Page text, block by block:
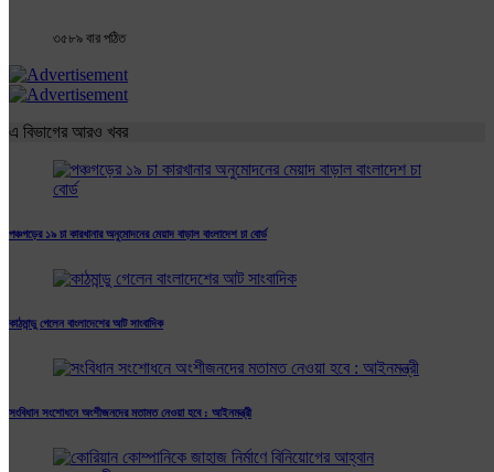
৩৫৮৯ বার পঠিত
এ বিভাগের আরও খবর
পঞ্চগড়ের ১৯ চা কারখানার অনুমোদনের মেয়াদ বাড়াল বাংলাদেশ চা বোর্ড
কাঠমান্ডু গেলেন বাংলাদেশের আট সাংবাদিক
সংবিধান সংশোধনে অংশীজনদের মতামত নেওয়া হবে : আইনমন্ত্রী